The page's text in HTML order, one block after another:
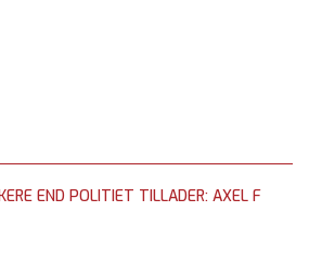
END POLITIET TILLADER: AXEL F